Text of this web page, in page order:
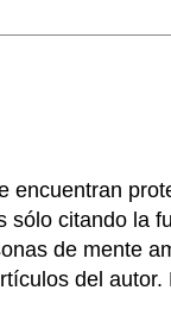
encuentran
sólo citando la
de mente
del